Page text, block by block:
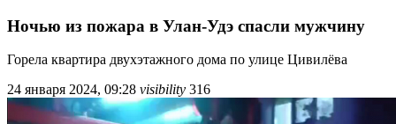
Ночью из пожара в Улан-Удэ спасли мужчину
Горела квартира двухэтажного дома по улице Цивилёва
24 января 2024, 09:28 visibility 316